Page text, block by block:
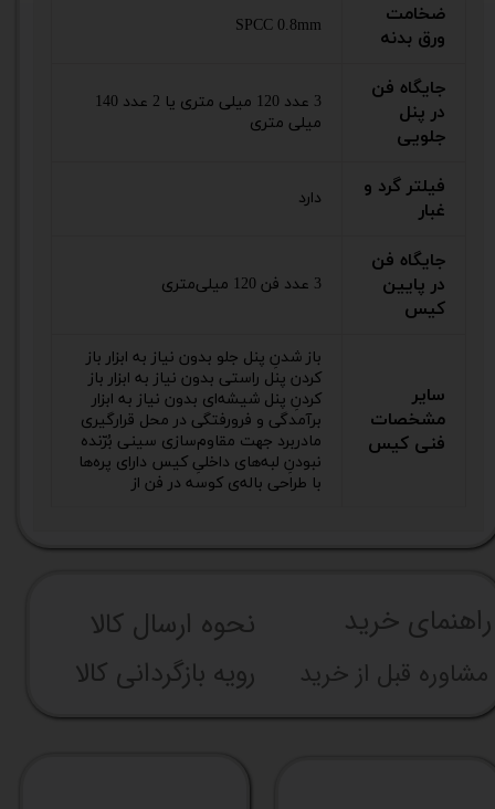
ضخامت
ورق بدنه
SPCC 0.8mm
جایگاه فن
در پنل
جلویی
3 عدد 120 میلی متری یا 2 عدد 140
میلی متری
فیلتر گرد و
غبار
دارد
جایگاه فن
در پایین
کیس
3 عدد فن 120 میلی‌متری
سایر
مشخصات
فنی کیس
باز شدنِ پنل جلو بدون نیاز به ابزار باز
کردن پنل راستی بدون نیاز به ابزار باز
کردنِ پنل شیشه‌ای بدون نیاز به ابزار
برآمدگی و فرو‌رفتگی در محل قرارگیری
مادربرد جهت مقاوم‌سازی سینی بُرّنده
نبودنِ لبه‌های داخلیِ کیس دارای پره‌ها
با طراحی باله‌ی کوسه در فن از
راهنما​​​​​​​​​​​​​​ی خرید نحوه ارسال کالا
مشاوره قبل از خرید رویه بازگردانی کالا